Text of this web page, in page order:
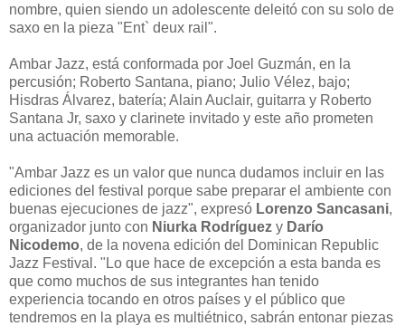
nombre, quien siendo un adolescente deleitó con su solo de
saxo en la pieza "Ent` deux rail".
Ambar Jazz, está conformada por Joel Guzmán, en la
percusión; Roberto Santana, piano; Julio Vélez, bajo;
Hisdras Álvarez, batería; Alain Auclair, guitarra y Roberto
Santana Jr, saxo y clarinete invitado y este año prometen
una actuación memorable.
"Ambar Jazz es un valor que nunca dudamos incluir en las
ediciones del festival porque sabe preparar el ambiente con
buenas ejecuciones de jazz", expresó Lorenzo Sancasani,
organizador junto con Niurka Rodríguez y Darío
Nicodemo, de la novena edición del Dominican Republic
Jazz Festival. "Lo que hace de excepción a esta banda es
que como muchos de sus integrantes han tenido
experiencia tocando en otros países y el público que
tendremos en la playa es multiétnico, sabrán entonar piezas